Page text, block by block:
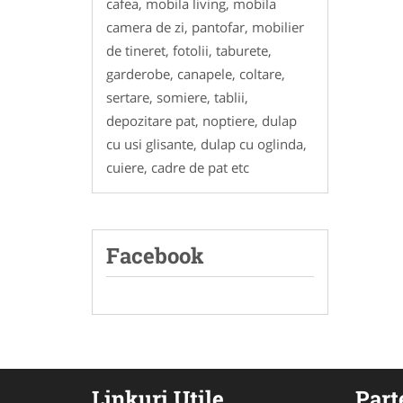
camera de zi, pantofar, mobilier
de tineret, fotolii, taburete,
garderobe, canapele, coltare,
sertare, somiere, tablii,
depozitare pat, noptiere, dulap
cu usi glisante, dulap cu oglinda,
cuiere, cadre de pat etc
Facebook